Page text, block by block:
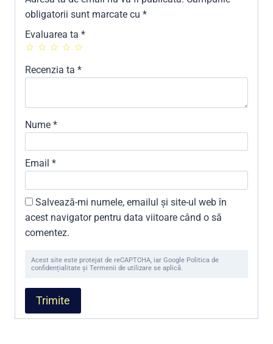
obligatorii sunt marcate cu *
Evaluarea ta *
Recenzia ta *
Nume *
Email *
Salvează-mi numele, emailul și site-ul web în
acest navigator pentru data viitoare când o să
comentez.
Acest site este protejat de reCAPTCHA, iar Google Politica de
confidențialitate și Termenii de utilizare se aplică.